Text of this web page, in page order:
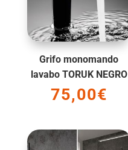
Grifo monomando
lavabo TORUK NEGRO
75,00€